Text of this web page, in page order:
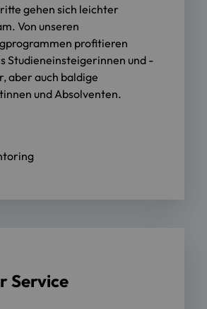
gehen sich leichter
Von unseren
profitieren
Studieneinsteigerinnen und -
aber auch baldige
und Absolventen.
Service